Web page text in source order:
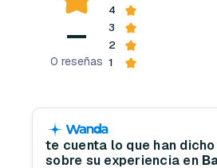
—
0 reseñas
4
3
2
1
te cuenta lo que han
sobre su experiencia en